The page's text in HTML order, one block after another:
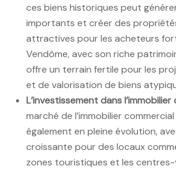
ces biens historiques peut
importants et créer des
attractives pour les acheteurs
Vendôme, avec son riche
offre un terrain fertile pour les
et de valorisation de biens
L’investissement dans l’immobilier
marché de l’immobilier
également en pleine évolution,
croissante pour des locaux
zones touristiques et les centres-